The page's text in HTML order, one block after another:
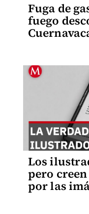
Fuga de
fuego
Los
pero
por las